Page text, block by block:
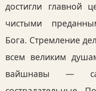
достигли главной
чистыми
Бога. Стремление
всем великим
вайшнавы —